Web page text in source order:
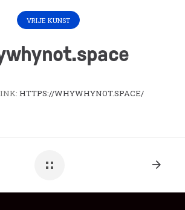
VRIJE KUNST
HTTPS://WHYWHYNOT.SPACE/